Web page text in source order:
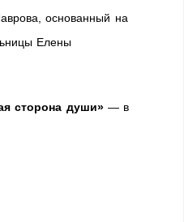
основанный на
Елены
сторона души»— в